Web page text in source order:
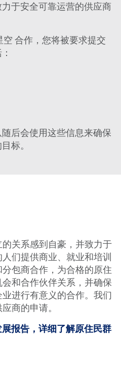
于安全可靠运营的供应商
合作，您将被要求提交
后会使用这些信息来确保
标。
关系感到自豪，并致力于
们提供商业、就业和培训
包商合作，为合格的原住
和合作伙伴关系，并确保
进行有意义的合作。我们
商的申请。
报告，详细了解原住民群